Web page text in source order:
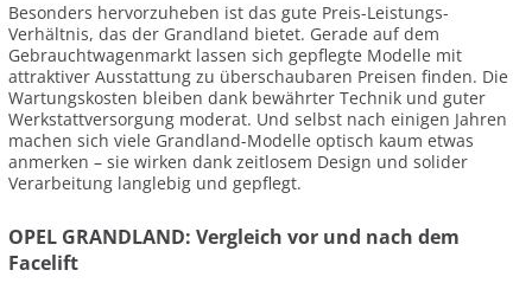
Besonders hervorzuheben ist das gute Preis-Leistungs-
Verhältnis, das der Grandland bietet. Gerade auf dem
Gebrauchtwagenmarkt lassen sich gepflegte Modelle mit
attraktiver Ausstattung zu überschaubaren Preisen finden. Die
Wartungskosten bleiben dank bewährter Technik und guter
Werkstattversorgung moderat. Und selbst nach einigen Jahren
machen sich viele Grandland-Modelle optisch kaum etwas
anmerken – sie wirken dank zeitlosem Design und solider
Verarbeitung langlebig und gepflegt.
OPEL GRANDLAND: Vergleich vor und nach dem
Facelift